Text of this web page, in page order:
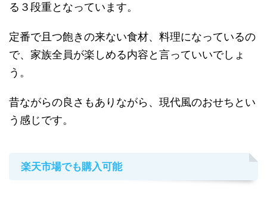
る３段重となっています。
定番で且つ飽きの来ない食材、料理になっているの
で、家族全員が楽しめる内容と言っていいでしょ
う。
昔ながらの良さもありながら、現代風のおせちとい
う感じです。
楽天市場でも購入可能